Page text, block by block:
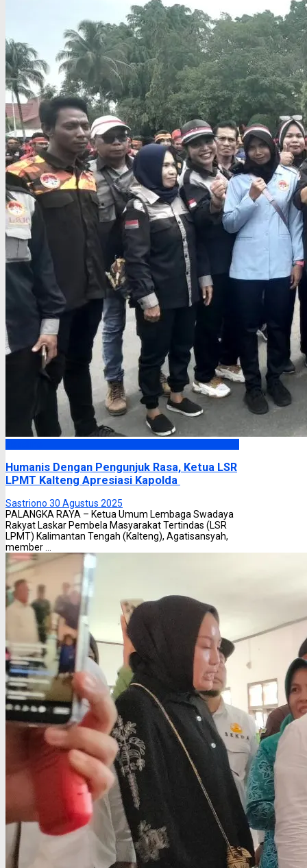
Humanis Dengan Pengunjuk Rasa, Ketua LSR
LPMT Kalteng Apresiasi Kapolda
Sastriono 30 Agustus 2025
PALANGKA RAYA – Ketua Umum Lembaga Swadaya
Rakyat Laskar Pembela Masyarakat Tertindas (LSR
LPMT) Kalimantan Tengah (Kalteng), Agatisansyah,
member ...